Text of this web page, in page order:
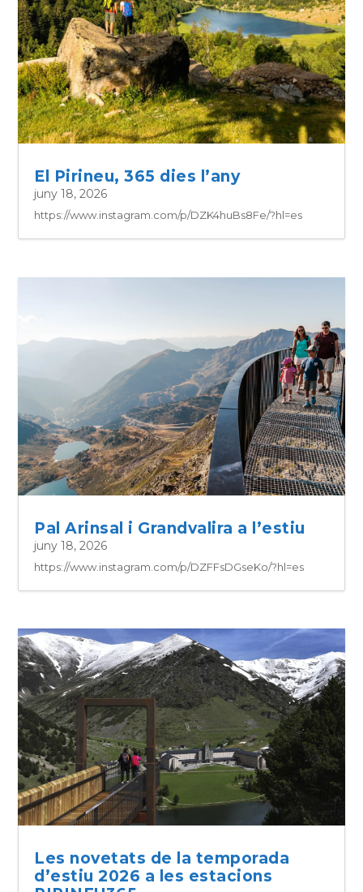
El Pirineu, 365 dies l’any
juny 18, 2026
https://www.instagram.com/p/DZK4huBs8Fe/?hl=es
Pal Arinsal i Grandvalira a l’estiu
juny 18, 2026
https://www.instagram.com/p/DZFFsDGseKo/?hl=es
Les novetats de la temporada
d’estiu 2026 a les estacions